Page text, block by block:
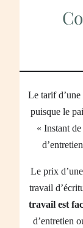
Le tarif d’une
puisque le
« Instant
Le prix
travail
travail est
d’entretien